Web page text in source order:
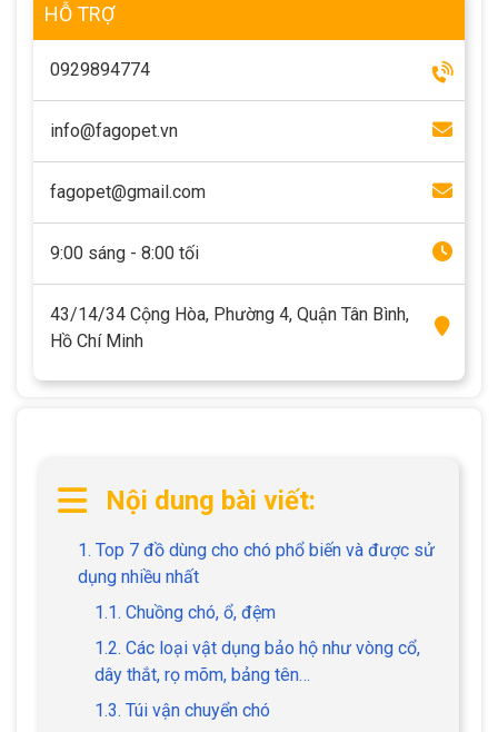
Nội dung bài viết:
1. Top 7 đồ dùng cho chó phổ biến và được sử
dụng nhiều nhất
1.1. Chuồng chó, ổ, đệm
1.2. Các loại vật dụng bảo hộ như vòng cổ,
dây thắt, rọ mõm, bảng tên…
1.3. Túi vận chuyển chó
HỖ TRỢ
0929894774
info@fagopet.vn
fagopet@gmail.com
9:00 sáng - 8:00 tối
43/14/34 Cộng Hòa, Phường 4, Quận Tân Bình,
Hồ Chí Minh